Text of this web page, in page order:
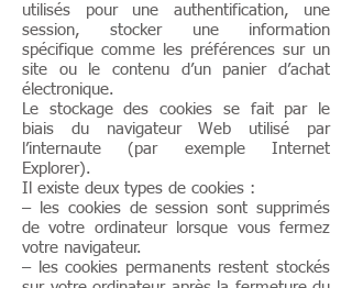
utilisés pour une authentification, une
session, stocker une information
spécifique comme les préférences sur un
site ou le contenu d’un panier d’achat
électronique.
Le stockage des cookies se fait par le
biais du navigateur Web utilisé par
l’internaute (par exemple Internet
Explorer).
Il existe deux types de cookies :
– les cookies de session sont supprimés
de votre ordinateur lorsque vous fermez
votre navigateur.
– les cookies permanents restent stockés